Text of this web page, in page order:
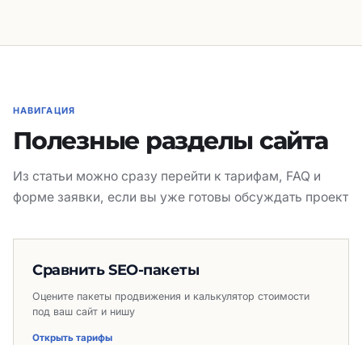
НАВИГАЦИЯ
Полезные разделы сайта
Из статьи можно сразу перейти к тарифам, FAQ и
форме заявки, если вы уже готовы обсуждать проект
Сравнить SEO-пакеты
Оцените пакеты продвижения и калькулятор стоимости
под ваш сайт и нишу
Открыть тарифы